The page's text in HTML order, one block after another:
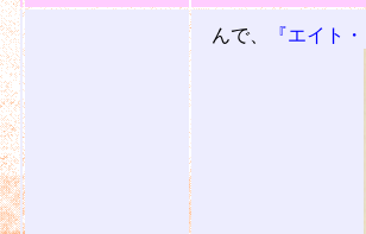
んで、
『エイト